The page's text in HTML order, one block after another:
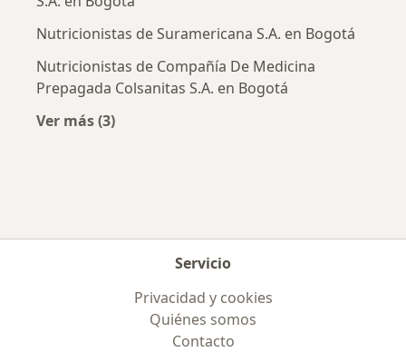
Nutricionistas de Suramericana S.A. en Bogotá
Nutricionistas de Compañía De Medicina
Prepagada Colsanitas S.A. en Bogotá
Ver más (3)
Servicio
Privacidad y cookies
Quiénes somos
Contacto